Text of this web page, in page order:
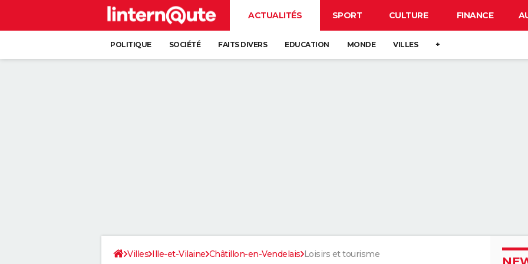
ACTUALITÉS SPORT CULTURE FINANCE
POLITIQUE SOCIÉTÉ FAITS DIVERS EDUCATION MONDE VILLES +
Villes Ille-et-Vilaine Châtillon-en-Vendelais Loisirs et tourisme